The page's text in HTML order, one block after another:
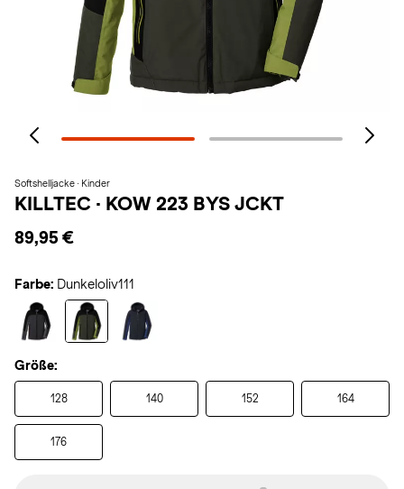
Softshelljacke · Kinder
KILLTEC · KOW 223 BYS JCKT
89,95 €
Farbe: Dunkeloliv111
Größe:
128 140 152 164
176